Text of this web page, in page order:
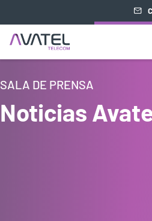
SALA DE PRENSA
Noticias